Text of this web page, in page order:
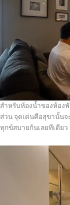
สำหรับห้องน้ำของห้อง
ส่วน จุดเด่นคือสุขานั้น
ทุกข์สบายก้นเลยทีเดียว